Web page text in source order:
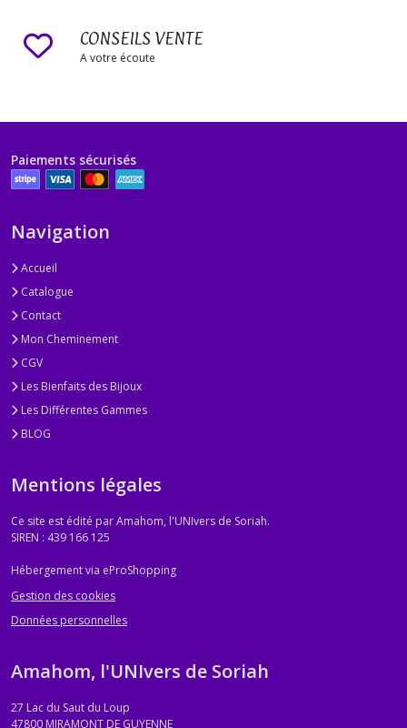
CONSEILS VENTE
A votre écoute
Paiements sécurisés
Navigation
Accueil
Catalogue
Contact
Mon Cheminement
CGV
Les Bienfaits des Bijoux
Les Différentes Gammes
BLOG
Mentions légales
Ce site est édité par Amahom, l'UNIvers de Soriah.
SIREN : 439 166 125
Hébergement via eProShopping
Gestion des cookies
Données personnelles
Amahom, l'UNIvers de Soriah
27 Lac du Saut du Loup
47800 MIRAMONT DE GUYENNE